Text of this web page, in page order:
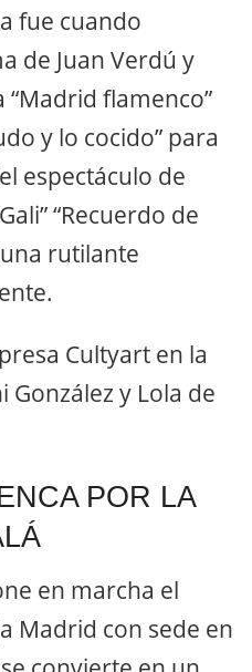
fue cuando
de Juan Verdú y
“Madrid flamenco”
y lo cocido” para
espectáculo de
“Recuerdo de
rutilante
Cultyart en la
González y Lola de
POR LA
en marcha el
Madrid con sede en